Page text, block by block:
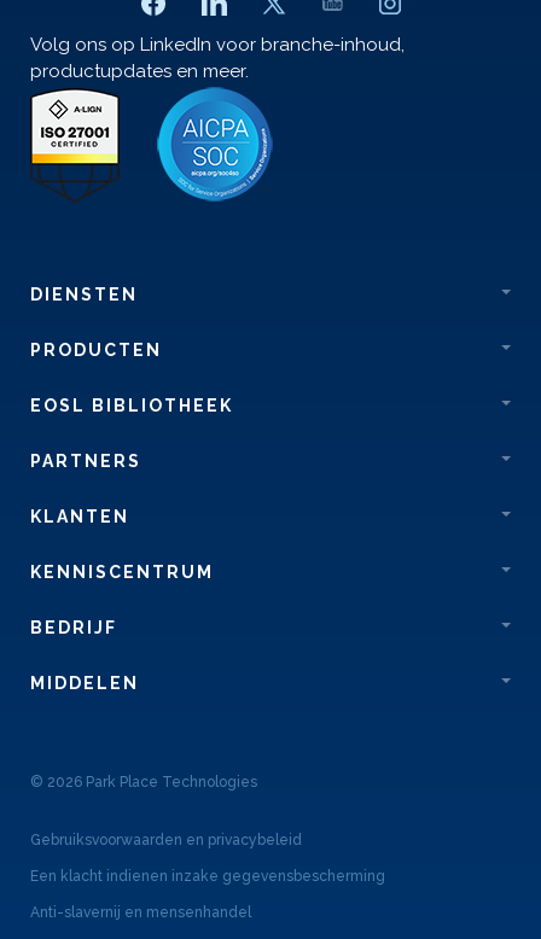
Volg ons op LinkedIn voor branche-inhoud,
productupdates en meer.
DIENSTEN
PRODUCTEN
EOSL BIBLIOTHEEK
PARTNERS
KLANTEN
KENNISCENTRUM
BEDRIJF
MIDDELEN
© 2026 Park Place Technologies
Gebruiksvoorwaarden en privacybeleid
Een klacht indienen inzake gegevensbescherming
Anti-slavernij en mensenhandel